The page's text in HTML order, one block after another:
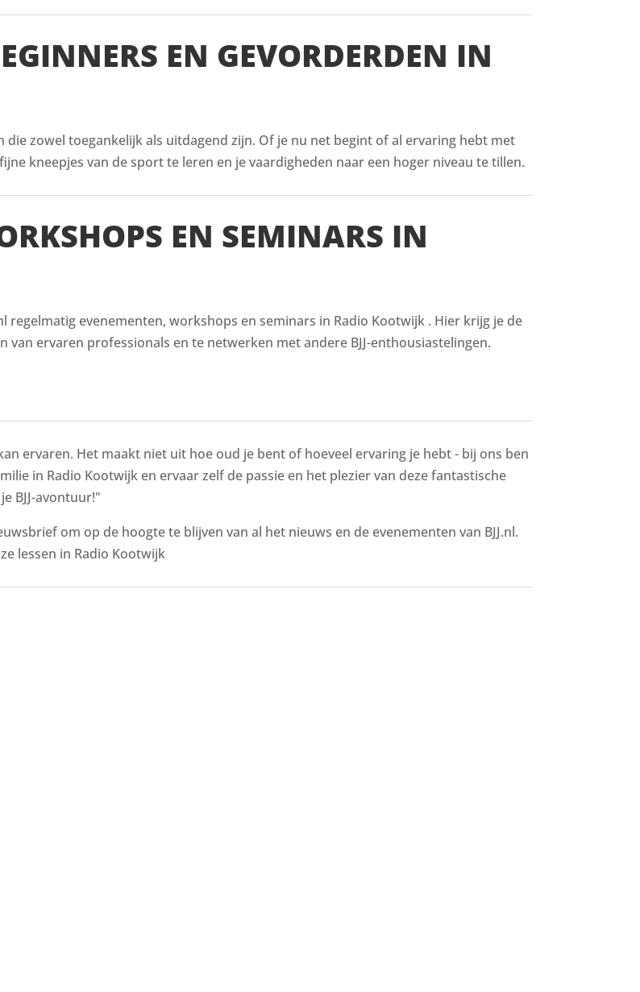
EN GEVORDERDEN IN
die zowel toegankelijk als uitdagend zijn. Of je nu net begint of al ervaring hebt met
kneepjes van de sport te leren en je vaardigheden naar een hoger niveau te tillen.
EN SEMINARS IN
regelmatig evenementen, workshops en seminars in Radio Kootwijk . Hier krijg je de
ervaren professionals en te netwerken met andere BJJ-enthousiastelingen.
ervaren. Het maakt niet uit hoe oud je bent of hoeveel ervaring je hebt - bij ons ben
in Radio Kootwijk en ervaar zelf de passie en het plezier van deze fantastische
BJJ-avontuur!"
om op de hoogte te blijven van al het nieuws en de evenementen van BJJ.nl.
lessen in Radio Kootwijk